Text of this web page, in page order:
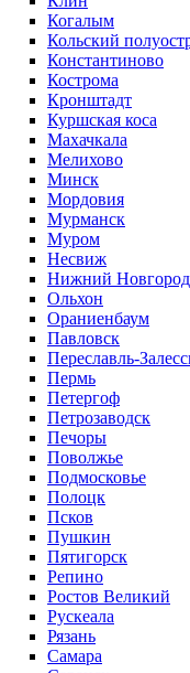
Когалым
Кольский
Константиново
Кострома
Кронштадт
Куршская коса
Махачкала
Мелихово
Минск
Мордовия
Мурманск
Муром
Несвиж
Нижний Новгород
Ольхон
Ораниенбаум
Павловск
Переславль-
Пермь
Петергоф
Петрозаводск
Печоры
Поволжье
Подмосковье
Полоцк
Псков
Пушкин
Пятигорск
Репино
Ростов Великий
Рускеала
Рязань
Самара